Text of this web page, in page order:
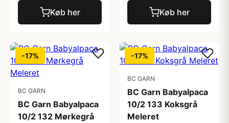
Køb her Køb her
-17%
BC GARN
BC Garn Babyalpaca
10/2 132 Mørkegrå
-17%
BC GARN
BC Garn Babyalpaca
10/2 133 Koksgrå
Meleret